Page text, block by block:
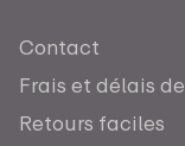
Contact
Frais et délais
Retours faciles